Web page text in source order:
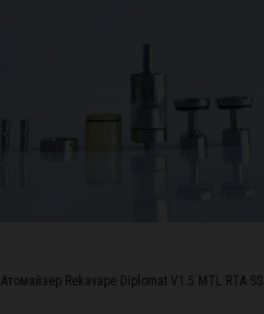
Атомайзер Rekavape Diplomat V1.5 MTL RTA SS